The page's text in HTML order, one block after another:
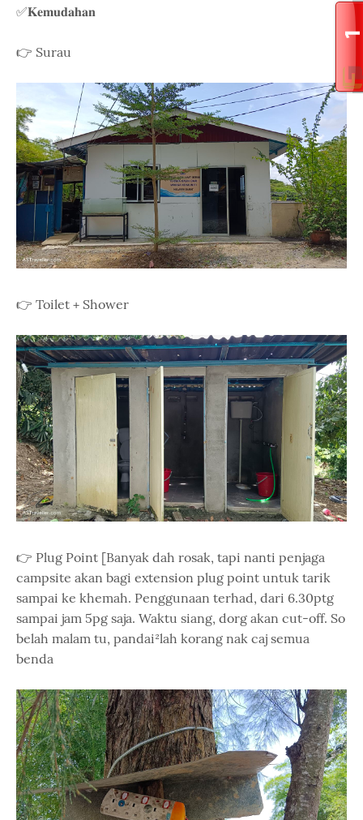
✅𝐊𝐞𝐦𝐮𝐝𝐚𝐡𝐚𝐧
👉 Surau
👉 Toilet + Shower
👉 Plug Point [Banyak dah rosak, tapi nanti penjaga
campsite akan bagi extension plug point untuk tarik
sampai ke khemah. Penggunaan terhad, dari 6.30ptg
sampai jam 5pg saja. Waktu siang, dorg akan cut-off. So
belah malam tu, pandai²lah korang nak caj semua
benda